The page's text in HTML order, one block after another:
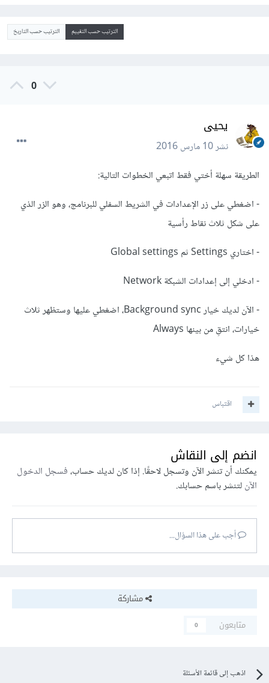
الترتيب حسب التقييم الترتيب حسب التاريخ
0
يحيى
نشر10 مارس 2016
الطريقة سهلة أختي فقط اتبعي الخطوات التالية:
- اضغطي على زر الإعدادات في الشريط السفلي للبرنامج، وهو الزر الذي
على شكل ثلاث نقاط رأسية
- اختاري Settings ثم Global settings
- ادخلي إلى إعدادات الشبكة Network
- الآن لديك خيار Background sync، اضغطي عليها وستظهر ثلاث
خيارات، انتقِ من بينها Always
هذا كل شيء
اقتباس
انضم إلى النقاش
يمكنك أن تنشر الآن وتسجل لاحقًا. إذا كان لديك حساب،فسجل الدخول
الآنلتنشر باسم حسابك.
أجب على هذا السؤال...
مشاركة
متابعون
0
اذهب إلى قائمة الأسئلة